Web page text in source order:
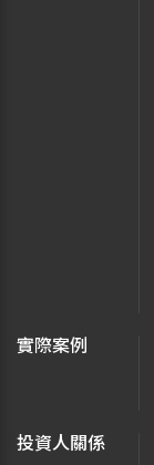
實際案例
投資人關係